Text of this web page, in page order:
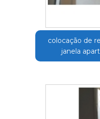
colocação de
janela